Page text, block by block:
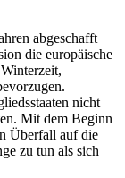
abgeschafft
die europäische
nicht
Mit dem Beginn
Überfall auf die
zu tun als sich